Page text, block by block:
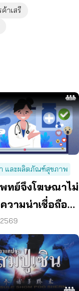
าเสรี
และผลิตภัณฑ์สุขภาพ
ทย์จึงโฆษณาไม่
วามน่าเชื่อถือ
เครื่องมือการ